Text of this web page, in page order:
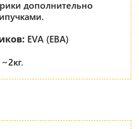
дополнительно
EVA (ЕВА)
~2кг.